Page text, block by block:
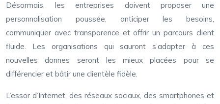
Désormais, les entreprises doivent proposer une
personnalisation poussée, anticiper les besoins,
communiquer avec transparence et offrir un parcours client
fluide. Les organisations qui sauront s’adapter à ces
nouvelles donnes seront les mieux placées pour se
différencier et bâtir une clientèle fidèle.
L’essor d’Internet, des réseaux sociaux, des smartphones et